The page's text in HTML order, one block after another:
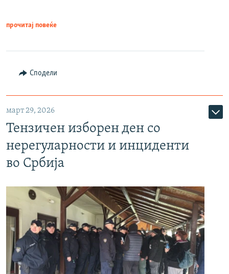
прочитај повеќе
Сподели
март 29, 2026
Тензичен изборен ден со
нерегуларности и инциденти
во Србија